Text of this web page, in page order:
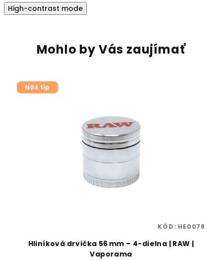
High-contrast mode
Mohlo by Vás zaujímať
Náš tip
Hliníková drvička 56 mm – 4-dielna | RAW |
Vaporama
KÓD: HE0078